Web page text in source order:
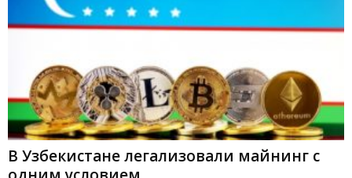
В Узбекистане легализовали майнинг с